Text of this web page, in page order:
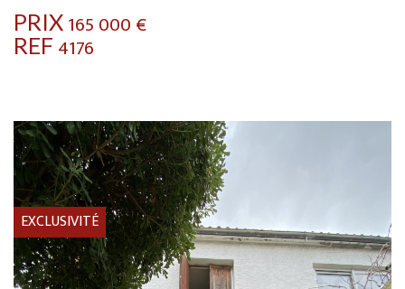
PRIX 165 000 €
REF 4176
EXCLUSIVITÉ